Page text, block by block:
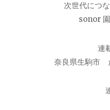
次世代につ
sonor
連
奈良県生駒市